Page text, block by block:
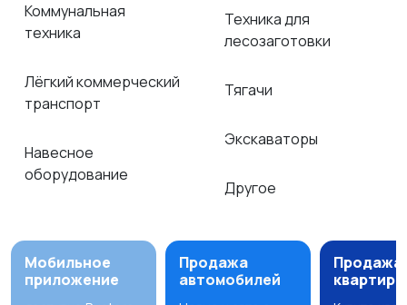
Коммунальная
техника
Лёгкий коммерческий
транспорт
Навесное
оборудование
Техника для
лесозаготовки
Тягачи
Экскаваторы
Другое
Мобильное
приложение
Продажа
автомобилей
Продажа
квартир